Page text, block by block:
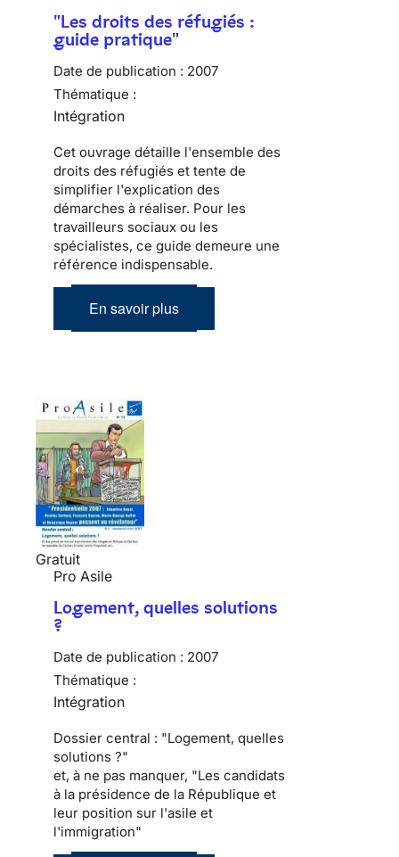
"Les droits des réfugiés :
guide pratique"
Date de publication : 2007
Thématique :
Intégration
Cet ouvrage détaille l'ensemble des
droits des réfugiés et tente de
simplifier l'explication des
démarches à réaliser. Pour les
travailleurs sociaux ou les
spécialistes, ce guide demeure une
référence indispensable.
En savoir plus
Gratuit
Pro Asile
Logement, quelles solutions
?
Date de publication : 2007
Thématique :
Intégration
Dossier central : "Logement, quelles
solutions ?"
et, à ne pas manquer, "Les candidats
à la présidence de la République et
leur position sur l'asile et
l'immigration"